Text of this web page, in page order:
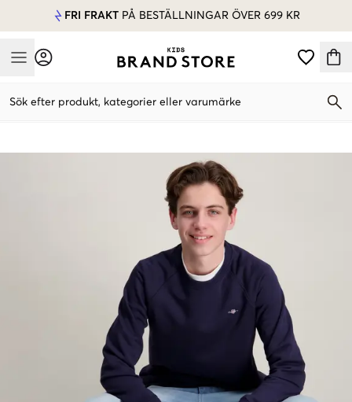
FRI FRAKT PÅ BESTÄLLNINGAR ÖVER 699 KR
Mobile Menu
Sök efter produkt, kategorier eller varumärke